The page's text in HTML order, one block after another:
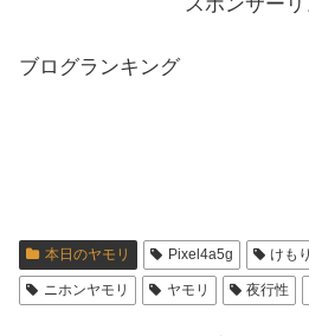
ブログランキング
本日のヤモリ Pixel4a5g けもり
ニホンヤモリ ヤモリ 夜行性